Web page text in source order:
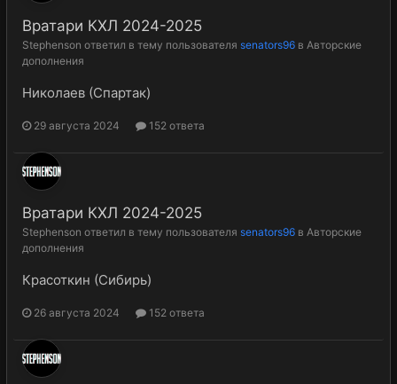
Вратари КХЛ 2024-2025
Stephenson ответил в тему пользователя senators96 в Авторские
дополнения
Николаев (Спартак)
29 августа 2024 152 ответа
Вратари КХЛ 2024-2025
Stephenson ответил в тему пользователя senators96 в Авторские
дополнения
Красоткин (Сибирь)
26 августа 2024 152 ответа